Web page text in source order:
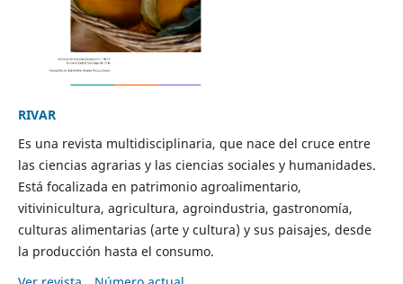
RIVAR
Es una revista multidisciplinaria, que nace del cruce entre
las ciencias agrarias y las ciencias sociales y humanidades.
Está focalizada en patrimonio agroalimentario,
vitivinicultura, agricultura, agroindustria, gastronomía,
culturas alimentarias (arte y cultura) y sus paisajes, desde
la producción hasta el consumo.